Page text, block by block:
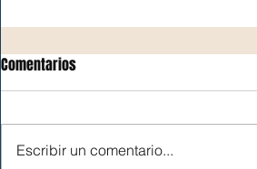
Comentarios
Escribir un comentario...